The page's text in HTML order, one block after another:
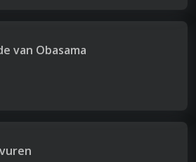
van Obasama